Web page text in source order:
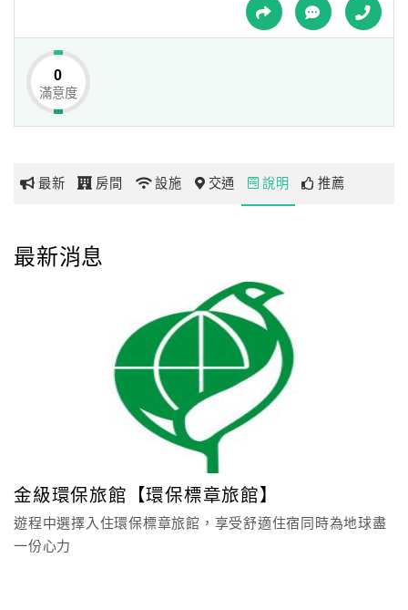
網
玩
玩
樂
顧
滿
意
緊鄰「新北投捷運站」的酒店位置儼然成為北投溫泉區的新
地標，大樓1層及6~12層為「北投老爺酒店」;2~5層為「北
投健康管理醫院」，兩者結合的「台北國際醫旅」首創「溫
泉渡假、健康管理、美容醫學」三合一的創新服務，為臺灣
觀光旅遊形態揭開嶄新的一頁。
在自然的氛圍裡
酒店整體以大地素材為基調，迎入自然的空間語彙，營造出
舒適典雅的渡假氣氛;除了硬體空間外，北投老爺的軟體服務
皆以「健康療癒」為訴求，期盼為旅人打造由內而外、從身
除了享受館內溫泉設施規劃與專業Spa療程帶來的身心紓壓
之外，北投老爺為繁忙的現代人精心規劃多項活動，從清晨
至夜晚、從室內到戶外，更引進「VR虛擬實境」飛輪有氧等
進階的健身設備，讓您在渡假的過程中，能隨心選擇各種體
適能、伸展放鬆運動及運動水療課程等活動，盡情品嚐「運
不只是渡假
更為生活視野Upgrade
0
滿意度
最新 房間 設施 交通 說明 推薦
最新消息
金級環保旅館【環保標章旅館】
遊程中選擇入住環保標章旅館，享受舒適住宿同時為地球盡
一份心力